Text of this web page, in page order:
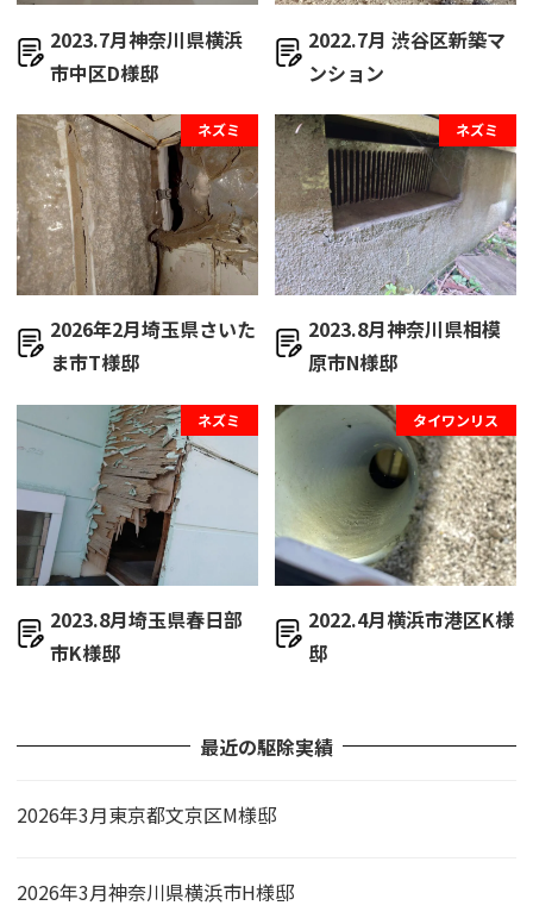
2023.7月神奈川県横浜
市中区D様邸
2022.7月 渋谷区新築マ
ンション
ネズミ
2026年2月埼玉県さいた
ま市T様邸
ネズミ
2023.8月神奈川県相模
原市N様邸
ネズミ
2023.8月埼玉県春日部
市K様邸
タイワンリス
2022.4月横浜市港区K様
邸
最近の駆除実績
2026年3月東京都文京区M様邸
2026年3月神奈川県横浜市H様邸